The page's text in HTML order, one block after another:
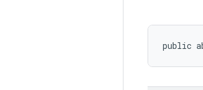
public